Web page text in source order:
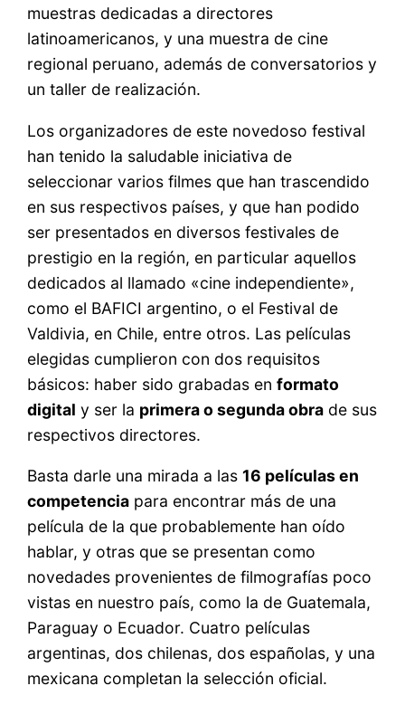
muestras dedicadas a directores
latinoamericanos, y una muestra de cine
regional peruano, además de conversatorios y
un taller de realización.
Los organizadores de este novedoso festival
han tenido la saludable iniciativa de
seleccionar varios filmes que han trascendido
en sus respectivos países, y que han podido
ser presentados en diversos festivales de
prestigio en la región, en particular aquellos
dedicados al llamado «cine independiente»,
como el BAFICI argentino, o el Festival de
Valdivia, en Chile, entre otros. Las películas
elegidas cumplieron con dos requisitos
básicos: haber sido grabadas enformato
digital y ser la primera o segunda obra de sus
respectivos directores.
Basta darle una mirada a las16 películas en
competencia para encontrar más de una
película de la que probablemente han oído
hablar, y otras que se presentan como
novedades provenientes de filmografías poco
vistas en nuestro país, como la de Guatemala,
Paraguay o Ecuador. Cuatro películas
argentinas, dos chilenas, dos españolas, y una
mexicana completan la selección oficial.